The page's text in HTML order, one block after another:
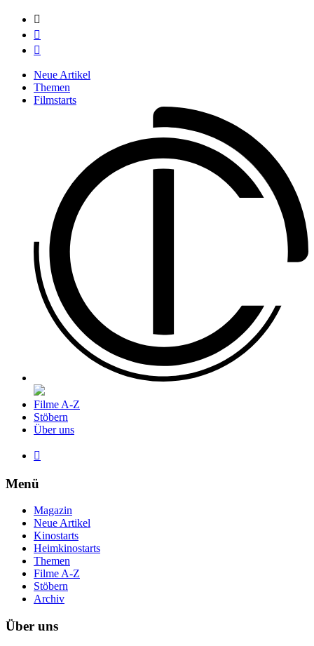



Neue Artikel
Themen
Filmstarts
Filme A-Z
Stöbern
Über uns

Menü
Magazin
Neue Artikel
Kinostarts
Heimkinostarts
Themen
Filme A-Z
Stöbern
Archiv
Über uns